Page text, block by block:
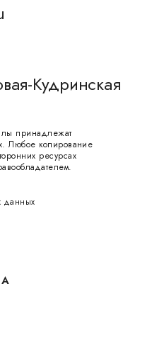
Кудринская
принадлежат
Любое копирование
ресурсах
данных